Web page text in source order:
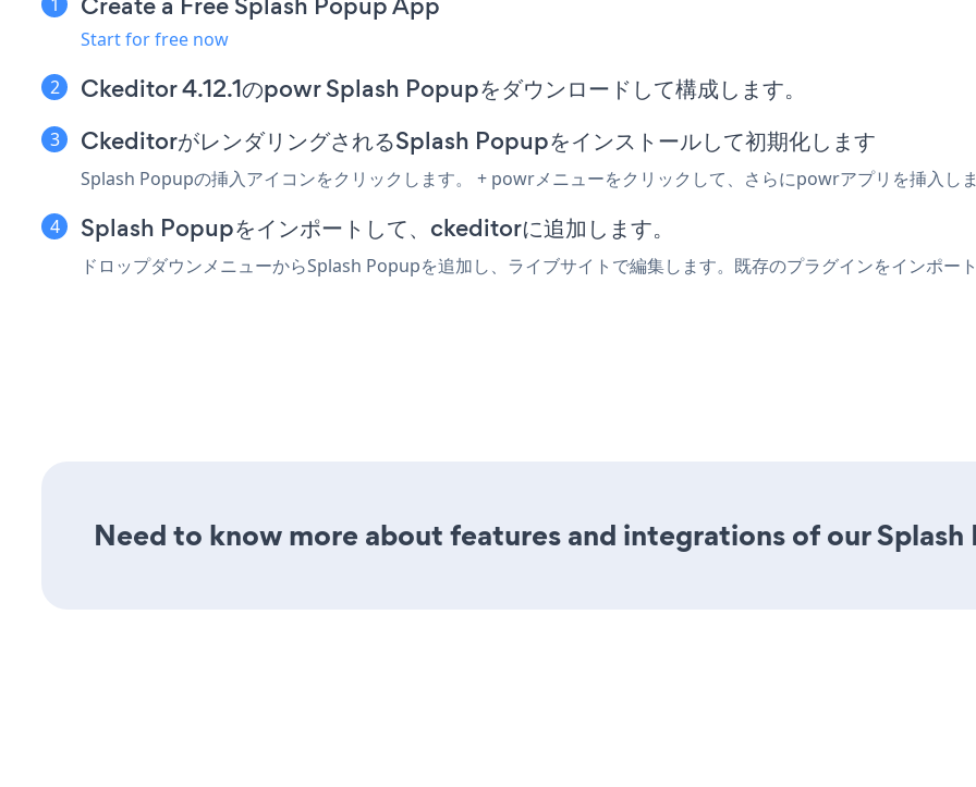
Start for free now
Ckeditor 4.12.1のpowr Splash Popupをダウンロードして構成します。
CkeditorがレンダリングされるSplash Popupをインストールして初期化します
Splash Popupの挿入アイコンをクリックします。 + powrメニューをクリックして、さらにpowrアプリを挿入しま
Splash Popupをインポートして、ckeditorに追加します。
ドロップダウンメニューからSplash Popupを追加し、ライブサイトで編集します。既存のプラグインをインポート
Need to know more about features and integrations of our Splash